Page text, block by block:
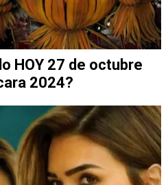
HOY 27 de octubre
2024?